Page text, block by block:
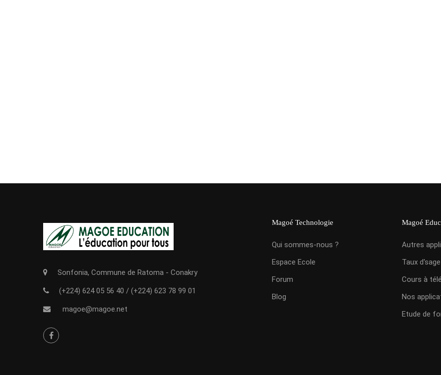
Sonfonia, Commune de Ratoma - Conakry
(+224) 624 05 56 40 / (+224) 623 78 99 01
magoe@magoe.net
Magoé Technologie
Qui sommes-nous ?
Espace Ecole
Forum
Blog
Magoé
Autres
Taux
Cours à
Nos
Etude de